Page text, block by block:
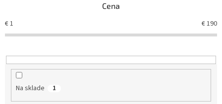
e
p
r
d
Cena
€1 €190
Na sklade 1